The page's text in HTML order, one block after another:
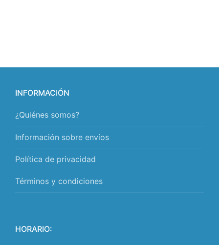
INFORMACIÓN
¿Quiénes somos?
Información sobre envíos
Política de privacidad
Términos y condiciones
HORARIO: